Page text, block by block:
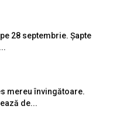
28 septembrie. Șapte
mereu învingătoare.
de...